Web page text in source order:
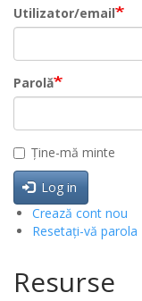
Utilizator/email
Parolă
Ține-mă minte
Log in
Crează cont nou
Resetați-vă parola
Resurse